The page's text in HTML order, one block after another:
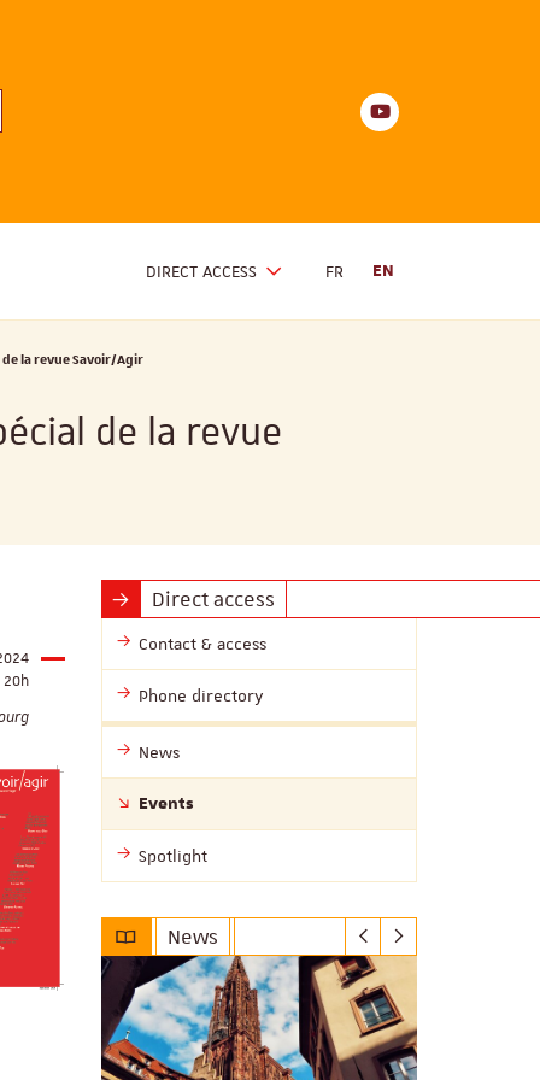
Youtube
DIRECT ACCESS FR EN
la revue Savoir/Agir
de la revue
20h
Direct access
Contact & access
Phone directory
News
Events
Spotlight
News